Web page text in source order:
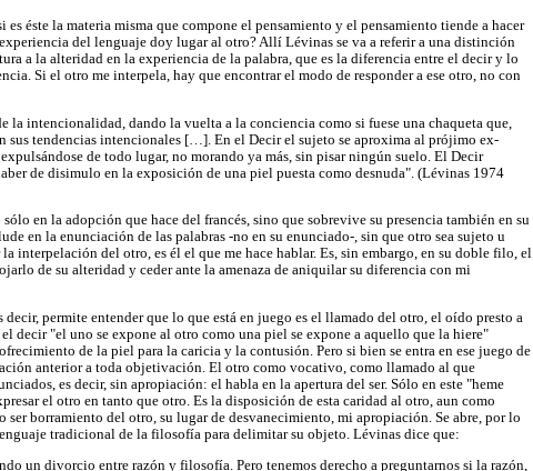
éste la materia misma que compone el pensamiento y el pensamiento tiende a hacer
del lenguaje doy lugar al otro? Allí Lévinas se va a referir a una distinción
a la alteridad en la experiencia de la palabra, que es la diferencia entre el decir y lo
Si el otro me interpela, hay que encontrar el modo de responder a ese otro, no con
la intencionalidad, dando la vuelta a la conciencia como si fuese una chaqueta que,
sus tendencias intencionales […]. En el Decir el sujeto se aproxima al prójimo ex-
de todo lugar, no morando ya más, sin pisar ningún suelo. El Decir
de disimulo en la exposición de una piel puesta como desnuda". (Lévinas 1974
en la adopción que hace del francés, sino que sobrevive su presencia también en su
en la enunciación de las palabras -no en su enunciado-, sin que otro sea sujeto u
interpelación del otro, es él el que me hace hablar. Es, sin embargo, en su doble filo, el
de su alteridad y ceder ante la amenaza de aniquilar su diferencia con mi
permite entender que lo que está en juego es el llamado del otro, el oído presto a
decir "el uno se expone al otro como una piel se expone a aquello que la hiere"
de la piel para la caricia y la contusión. Pero si bien se entra en ese juego de
anterior a toda objetivación. El otro como vocativo, como llamado al que
es decir, sin apropiación: el habla en la apertura del ser. Sólo en este "heme
el otro en tanto que otro. Es la disposición de esta caridad al otro, aun como
borramiento del otro, su lugar de desvanecimiento, mi apropiación. Se abre, por lo
tradicional de la filosofía para delimitar su objeto. Lévinas dice que:
un divorcio entre razón y filosofía. Pero tenemos derecho a preguntarnos si la razón,